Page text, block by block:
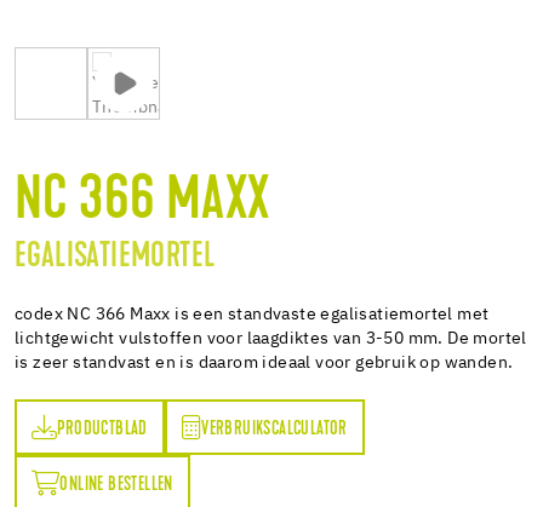
NC 366 MAXX
EGALISATIEMORTEL
codex NC 366 Maxx is een standvaste egalisatiemortel met
lichtgewicht vulstoffen voor laagdiktes van 3-50 mm. De mortel
is zeer standvast en is daarom ideaal voor gebruik op wanden.
PRODUCTBLAD VERBRUIKSCALCULATOR
VERBRUIKSCALCULATOR
ONLINE BESTELLEN